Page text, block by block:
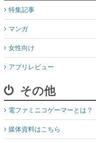
特集記事
マンガ
女性向け
アプリレビュー
その他
電ファミニコゲーマーとは？
媒体資料はこちら